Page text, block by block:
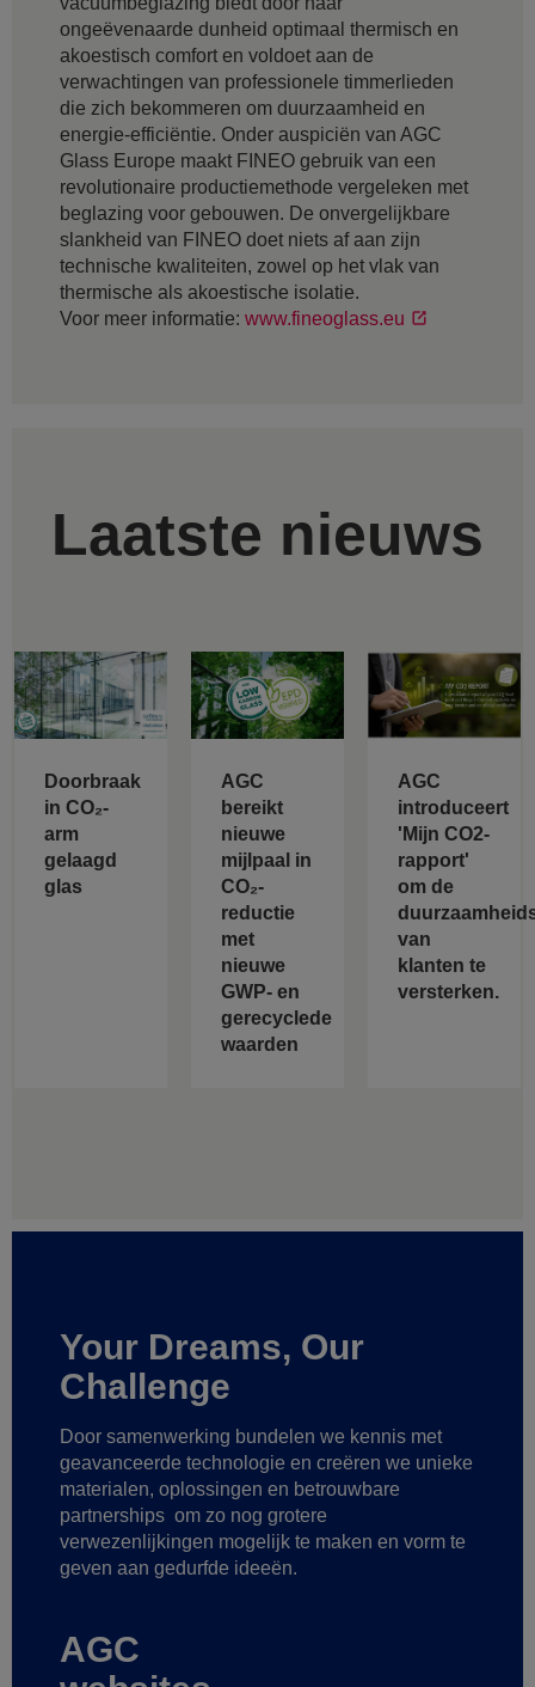
ongeëvenaarde dunheid optimaal thermisch en
akoestisch comfort en voldoet aan de
verwachtingen van professionele timmerlieden
die zich bekommeren om duurzaamheid en
energie-efficiëntie. Onder auspiciën van AGC
Glass Europe maakt FINEO gebruik van een
revolutionaire productiemethode vergeleken met
beglazing voor gebouwen. De onvergelijkbare
slankheid van FINEO doet niets af aan zijn
technische kwaliteiten, zowel op het vlak van
thermische als akoestische isolatie.
Voor meer informatie: www.fineoglass.eu
Laatste nieuws
Doorbraak
in CO₂-
arm
gelaagd
glas
AGC
bereikt
nieuwe
mijlpaal in
CO₂-
reductie
met
nieuwe
GWP- en
gerecyclede
waarden
AGC
introduceert
'Mijn CO2-
rapport'
om de
van
klanten te
versterken.
Your Dreams, Our
Challenge
Door samenwerking bundelen we kennis met
geavanceerde technologie en creëren we unieke
materialen, oplossingen en betrouwbare
partnerships om zo nog grotere
verwezenlijkingen mogelijk te maken en vorm te
geven aan gedurfde ideeën.
AGC